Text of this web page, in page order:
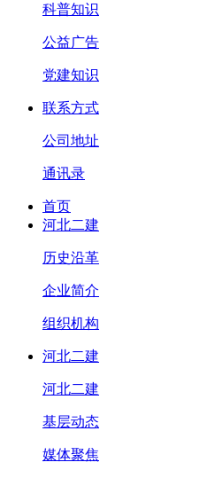
科普知识
公益广告
党建知识
联系方式
公司地址
通讯录
首页
河北二建
历史沿革
企业简介
组织机构
河北二建
河北二建
基层动态
媒体聚焦